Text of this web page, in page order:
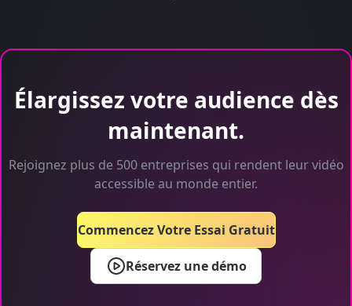
Élargissez votre audience dès
maintenant.
Rejoignez plus de 500 entreprises qui rendent leur vidéo
accessible au monde entier.
Réservez une démo
Commencez Votre Essai Gratuit